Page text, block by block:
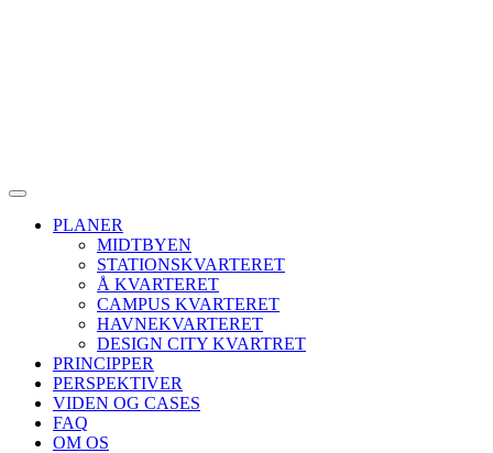
PLANER
MIDTBYEN
STATIONSKVARTERET
Å KVARTERET
CAMPUS KVARTERET
HAVNEKVARTERET
DESIGN CITY KVARTRET
PRINCIPPER
PERSPEKTIVER
VIDEN OG CASES
FAQ
OM OS